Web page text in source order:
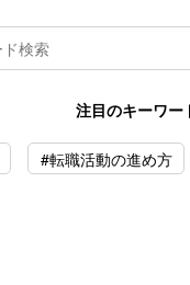
注目のキーワー
#転職活動の進め方